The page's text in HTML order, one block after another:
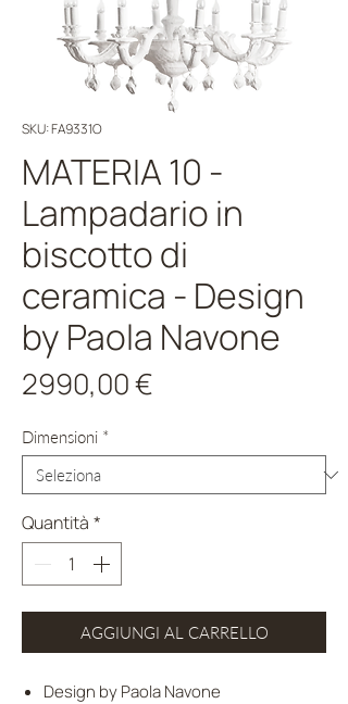
SKU: FA9331O
MATERIA 10 -
Lampadario in
biscotto di
ceramica - Design
by Paola Navone
2990,00 €
Dimensioni *
Quantità *
AGGIUNGI AL CARRELLO
Design by Paola Navone